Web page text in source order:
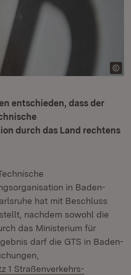
entschieden, dass der
durch das Land rechtens
in Baden-
hat mit Beschluss
nachdem sowohl die
das Ministerium für
darf die GTS in Baden-
1 Straßenverkehrs-